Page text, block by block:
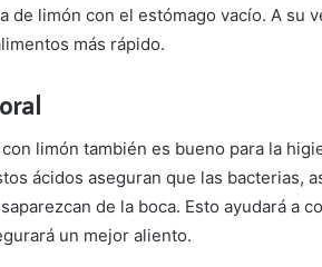
de limón con el estómago vacío. A su
más rápido.
limón también es bueno para la
ácidos aseguran que las bacterias,
de la boca. Esto ayudará a
un mejor aliento.